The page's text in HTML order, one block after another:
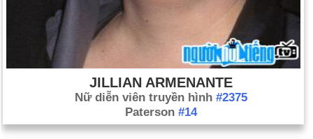
JILLIAN ARMENANTE
Nữ diễn viên truyền hình #2375
Paterson #14